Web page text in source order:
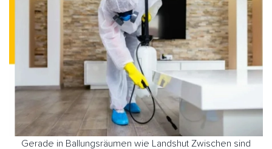
Gerade in Ballungsräumen wie Landshut Zwischen sind